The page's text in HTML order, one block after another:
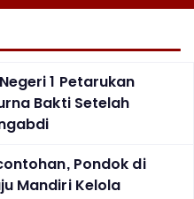
1 Petarukan
Bakti Setelah
Pondok di
Mandiri Kelola